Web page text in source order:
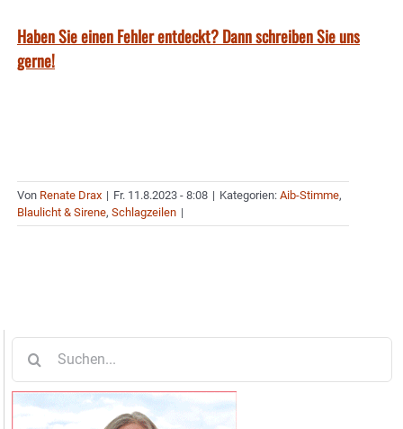
Haben Sie einen Fehler entdeckt? Dann schreiben Sie uns
gerne!
Von Renate Drax | Fr. 11.8.2023 - 8:08 | Kategorien: Aib-Stimme,
Blaulicht & Sirene, Schlagzeilen |
nach: